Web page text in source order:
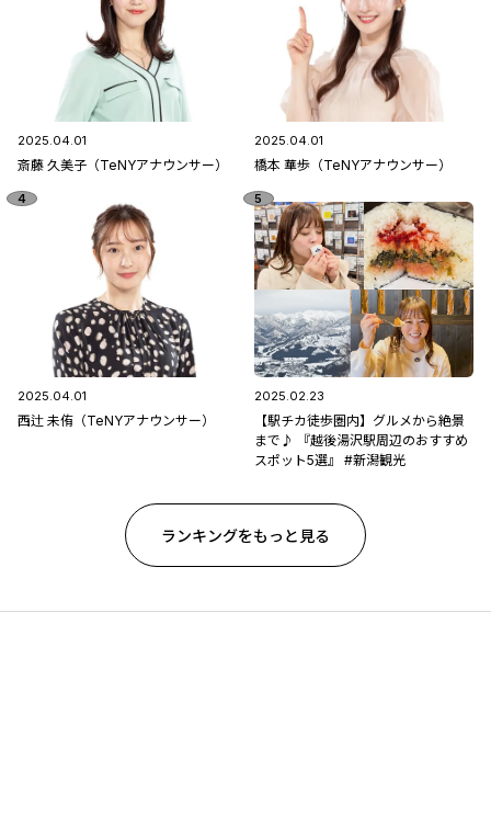
2025.04.01
斎藤 久美子（TeNYアナウンサー）
2025.04.01
橋本 華歩（TeNYアナウンサー）
2025.04.01
西辻 未侑（TeNYアナウンサー）
2025.02.23
【駅チカ徒歩圏内】グルメから絶景
まで♪ 『越後湯沢駅周辺のおすすめ
スポット5選』 #新潟観光
ランキングをもっと見る